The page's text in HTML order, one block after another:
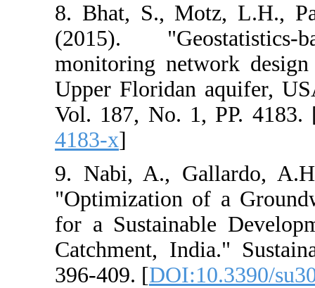
8. Bhat, S.,
(2015).
monitoring
Upper
Vol. 187, No.
9. Nabi, A.,
"Optimization
for a
Catchment,
396-409. [